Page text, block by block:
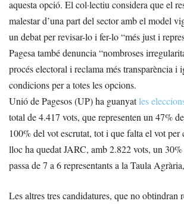
aquesta opció. El col·lectiu considera que el
malestar d’una part del sector amb el model
un debat per revisar-lo i fer-lo “més just i
Pagesa també denuncia “nombroses
procés electoral i reclama més transparència i
condicions per a totes les opcions.
Unió de Pagesos (UP) ha guanyatles
total de 4.417 vots, que representen un 47%
100% del vot escrutat, tot i que falta el vot per
lloc ha quedat JARC, amb 2.822 vots, un
passa de 7 a 6 representants a la Taula
Les altres tres candidatures, que no obtindran